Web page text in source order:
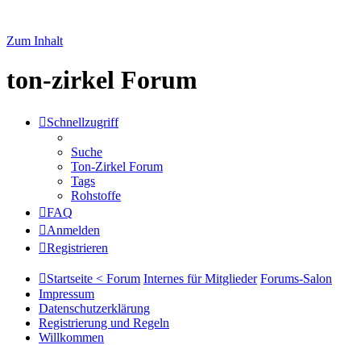
Zum Inhalt
ton-zirkel Forum
Schnellzugriff
Suche
Ton-Zirkel Forum
Tags
Rohstoffe
FAQ
Anmelden
Registrieren
Startseite < Forum Internes für Mitglieder Forums-Salon
Impressum
Datenschutzerklärung
Registrierung und Regeln
Willkommen